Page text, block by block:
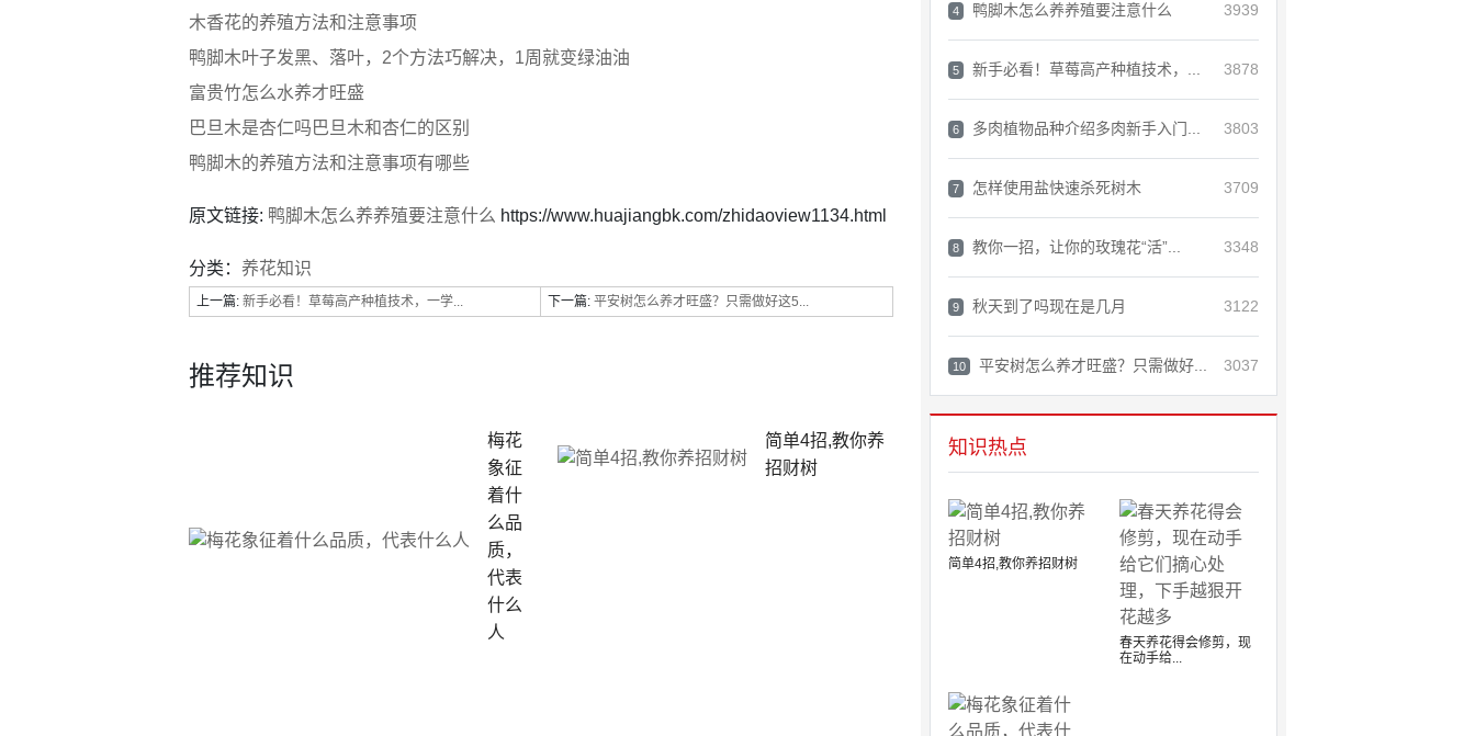
木香花的养殖方法和注意事项
鸭脚木叶子发黑、落叶，2个方法巧解决，1周就变绿油油
富贵竹怎么水养才旺盛
巴旦木是杏仁吗巴旦木和杏仁的区别
鸭脚木的养殖方法和注意事项有哪些
原文链接: 鸭脚木怎么养养殖要注意什么 https://www.huajiangbk.com/zhidaoview1134.html
分类： 养花知识
上一篇: 新手必看！草莓高产种植技术，一学... 下一篇: 平安树怎么养才旺盛？只需做好这5...
推荐知识
梅花
象征
着什
么品
质，
代表
什么
人
简单4招,教你养
招财树
4 鸭脚木怎么养养殖要注意什么 3939
5 新手必看！草莓高产种植技术，... 3878
6 多肉植物品种介绍多肉新手入门... 3803
7 怎样使用盐快速杀死树木 3709
8 教你一招，让你的玫瑰花“活”... 3348
9 秋天到了吗现在是几月 3122
10 平安树怎么养才旺盛？只需做好... 3037
知识热点
简单4招,教你养招财树
春天养花得会修剪，现
在动手给...